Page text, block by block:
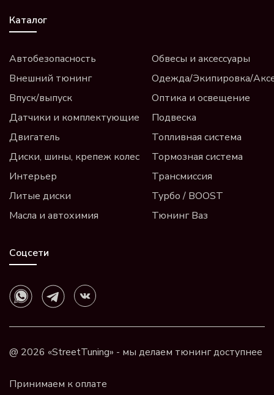
Каталог
Автобезопасность
Внешний тюнинг
Впуск/выпуск
Датчики и комплектующие
Двигатель
Диски, шины, крепеж колес
Интерьер
Литые диски
Масла и автохимия
Обвесы и аксессуары
Одежда/Экипировка/
Оптика и освещение
Подвеска
Топливная система
Тормозная система
Трансмиссия
Турбо / BOOST
Тюнинг Ваз
Соцсети
@ 2026 «StreetTuning» - мы делаем тюнинг доступнее